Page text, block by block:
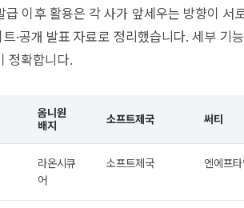
이후 활용은 각 사가 앞세우는 방향이 서
공개 발표 자료로 정리했습니다. 세부 기
정확합니다.
옴니원
배지
소프트제국 써티
라온시큐
어
소프트제국 엔에프타